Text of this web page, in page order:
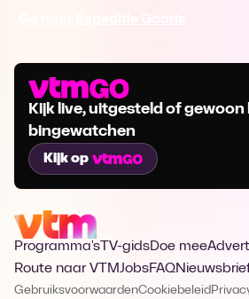
Kijk live, uitgesteld of gewoon
bingewatchen
Kijk op
Programma's TV-gidsDoe mee
Route naar VTMJobsFAQ
GebruiksvoorwaardenCookiebeleid